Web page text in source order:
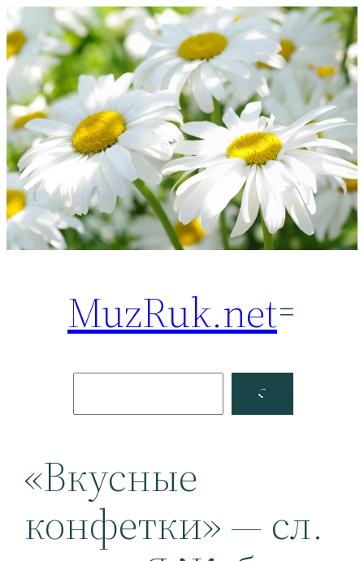
Перейти
к
содержимому
MuzRuk.net
Facebook
«Вкусные
конфетки» — сл.